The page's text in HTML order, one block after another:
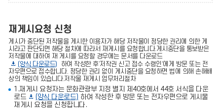
재게시요청 신청
게시가 중단된 저작물을 게시한 이용자가 해당 저작물이 정당한 권리에 의한 게
시라고 판단되면 해당 절차에 따라서 재게시를 요청합니다.게시중단을 통보받은
저작물에 대하여 재 게시를 요청할 경우에는 문서를 다운로드
(양식 다운로드)
하여 작성한 후‘저작권 신고 접수 수령인’에게 방문 또는 전
자우편으로 접수합니다. 정당한 권리 없이 게시중단을 요청하면 법에 의해 손해배
상의 책임이 있습니다.저작물 재게시 업무처리절차
1.재게시 요청자는 문화관광부 지정 별지 제40호에서 44호 서식을 다운
로드
(양식 다운로드) 하여 작성한 후 방문 또는 전자우편으로 게시물
재게시 요청을 신청합니다.